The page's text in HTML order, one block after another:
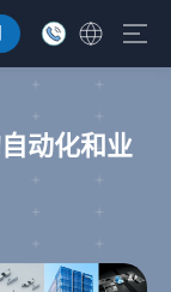
动化和业